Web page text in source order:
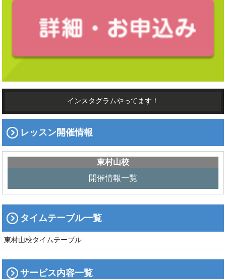
インスタグラムやってます！
レッスン開催情報
東村山校
開催情報一覧
タイムテーブル一覧
東村山校タイムテーブル
サービス内容一覧